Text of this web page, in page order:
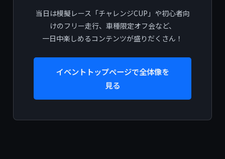
当日は模擬レース「チャレンジCUP」や初心者向
けのフリー走行、車種限定オフ会など、
一日中楽しめるコンテンツが盛りだくさん！
イベントトップページで全体像を
見る